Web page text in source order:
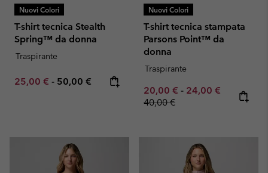
Nuovi Colori
T-shirt tecnica Stealth
Spring™ da donna
Traspirante
Minimum sale price:
25,00 € - Maximum price:
50,00 €
Nuovi Colori
T-shirt tecnica stampata
Parsons Point™ da
donna
Traspirante
Minimum sale price:
20,00 € - Maximum sale
24,00 € Regular
40,00 €